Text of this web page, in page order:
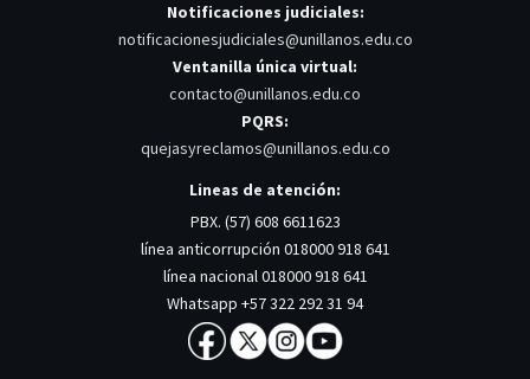
Notificaciones judiciales:
notificacionesjudiciales@unillanos.edu.co
Ventanilla única virtual:
contacto@unillanos.edu.co
PQRS:
quejasyreclamos@unillanos.edu.co
Lineas de atención:
PBX. (57) 608 6611623
línea anticorrupción 018000 918 641
línea nacional 018000 918 641
Whatsapp +57 322 292 31 94